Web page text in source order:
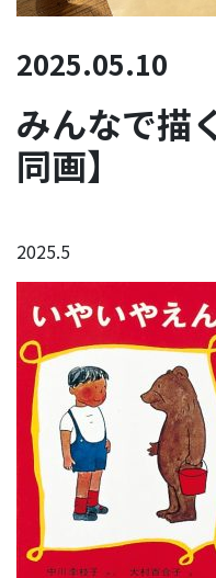
2025.05.10
みんなで
同画】
2025.5